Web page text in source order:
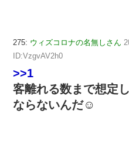
275: ウィズコロナの名無しさん
ID:VzgvAV2h0
>>1
客離れる数まで想定
ならないんだ☺